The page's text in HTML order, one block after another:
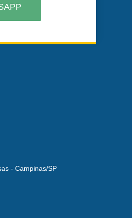
- Campinas/SP